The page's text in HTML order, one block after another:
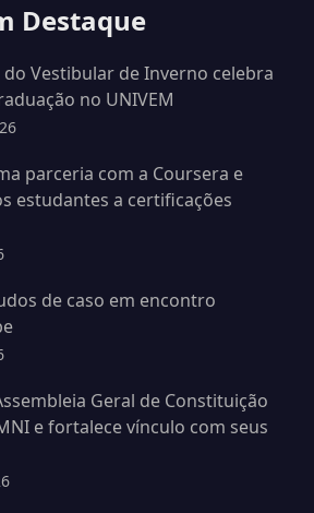
Destaque
Vestibular de Inverno celebra
no UNIVEM
parceria com a Coursera e
estudantes a certificações
de caso em encontro
Geral de Constituição
e fortalece vínculo com seus